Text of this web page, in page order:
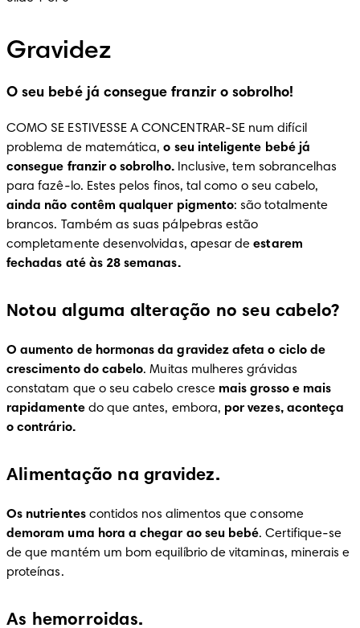
Gravidez
O seu bebé já consegue franzir o sobrolho!
COMO SE ESTIVESSE A CONCENTRAR-SE num difícil
problema de matemática, o seu inteligente bebé já
consegue franzir o sobrolho. Inclusive, tem sobrancelhas
ainda não contêm qualquer pigmento: são totalmente
brancos. Também as suas pálpebras estão
completamente desenvolvidas, apesar de estarem
fechadas até às 28 semanas.
Notou alguma alteração no seu cabelo?
O aumento de hormonas da gravidez afeta o ciclo de
crescimento do cabelo. Muitas mulheres grávidas
constatam que o seu cabelo cresce mais grosso e mais
rapidamente do que antes, embora, por vezes, aconteça
o contrário.
Alimentação na gravidez.
Os nutrientes
contidos nos alimentos que consome
demoram uma hora a chegar ao seu bebé. Certifique-se
de que mantém um bom equilíbrio de vitaminas, minerais e
proteínas.
As hemorroidas.